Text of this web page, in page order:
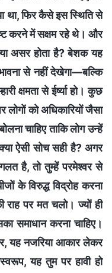
था, फिर कैसे इस स्थिति से
करने में सक्षम रहे थे। और
असर होता है? बेशक यह
से नहीं देखेगा—बल्कि
क्षमता से ईर्ष्या हो। कुछ
लोगों को अधिकारियों जैसा
चाहिए ताकि लोग उन्हें
ऐसी सोच सही है? अगर
है, तो तुम्हें परमेश्वर से
के विरुद्ध विद्रोह करना
पर मत चलो। ज्यों ही
समाधान करना चाहिए।
यह नजरिया आकार लेकर
यह तुम पर हावी हो